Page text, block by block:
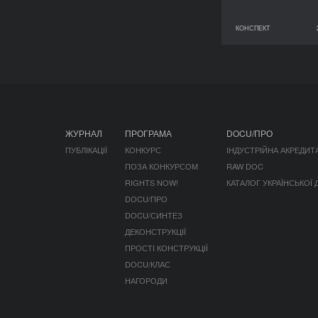
КОНСПЕКТ
29 червня 2026
ЖУРНАЛ
ПУБЛІКАЦІЇ
ПРОГРАМА
КОНКУРС
ПОЗА КОНКУРСОМ
RIGHTS NOW!
DOCU/ПРО
DOCU/СИНТЕЗ
ДЕКОНСТРУКЦІЇ
ПРОСТІ КОНСТРУКЦІЇ
DOCU/КЛАС
НАГОРОДИ
DOCU/ПРО
ІНДУСТРІЙНА
RAW DOC
КАТАЛОГ